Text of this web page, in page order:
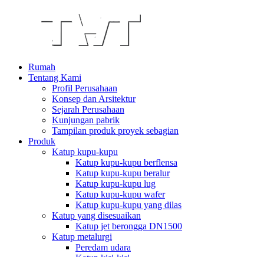
Rumah
Tentang Kami
Profil Perusahaan
Konsep dan Arsitektur
Sejarah Perusahaan
Kunjungan pabrik
Tampilan produk proyek sebagian
Produk
Katup kupu-kupu
Katup kupu-kupu berflensa
Katup kupu-kupu beralur
Katup kupu-kupu lug
Katup kupu-kupu wafer
Katup kupu-kupu yang dilas
Katup yang disesuaikan
Katup jet berongga DN1500
Katup metalurgi
Peredam udara